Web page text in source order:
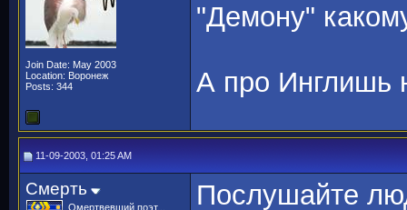
Join Date: May 2003
Location: Воронеж
Posts: 344
"Демону"
А про Инглишь
11-09-2003, 01:25 AM
Смерть
Омертвевший поэт...
Послушайте